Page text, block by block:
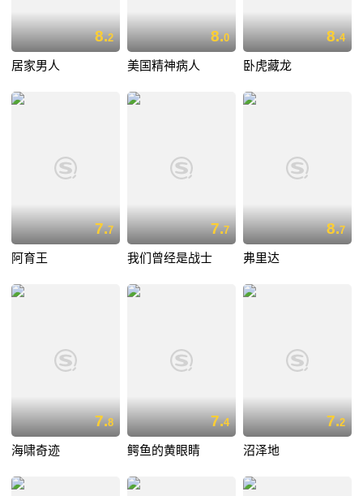
8.2
居家男人
8.0
美国精神病人
8.4
卧虎藏龙
7.7
阿育王
7.7
我们曾经是战士
8.7
弗里达
7.8
海啸奇迹
7.4
鳄鱼的黄眼睛
7.2
沼泽地